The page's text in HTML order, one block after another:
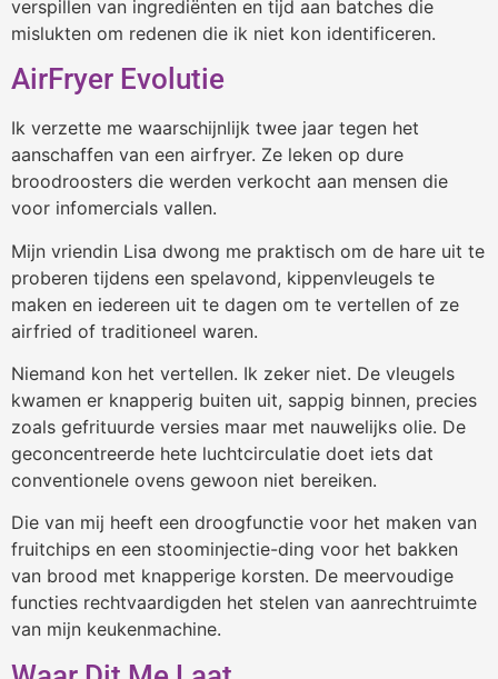
verspillen van ingrediënten en tijd aan batches die
mislukten om redenen die ik niet kon identificeren.
AirFryer Evolutie
Ik verzette me waarschijnlijk twee jaar tegen het
aanschaffen van een airfryer. Ze leken op dure
broodroosters die werden verkocht aan mensen die
voor infomercials vallen.
Mijn vriendin Lisa dwong me praktisch om de hare uit te
proberen tijdens een spelavond, kippenvleugels te
maken en iedereen uit te dagen om te vertellen of ze
airfried of traditioneel waren.
Niemand kon het vertellen. Ik zeker niet. De vleugels
kwamen er knapperig buiten uit, sappig binnen, precies
zoals gefrituurde versies maar met nauwelijks olie. De
geconcentreerde hete luchtcirculatie doet iets dat
conventionele ovens gewoon niet bereiken.
Die van mij heeft een droogfunctie voor het maken van
fruitchips en een stoominjectie-ding voor het bakken
van brood met knapperige korsten. De meervoudige
functies rechtvaardigden het stelen van aanrechtruimte
van mijn keukenmachine.